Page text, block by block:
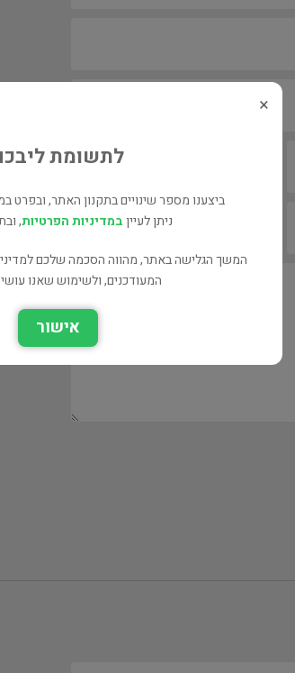
×
לתשומת
ביצענו מספר שינויים בתקנון האתר, ובפרט
ניתן לעייןבמדיניות הפרטיות,
המשך הגלישה באתר, מהווה הסכמה שלכם
המעודכנים, ולשימוש שאנו
אישור